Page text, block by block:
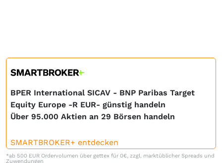
BPER International SICAV - BNP Paribas Target
Equity Europe -R EUR- günstig handeln
Über 95.000 Aktien an 29 Börsen handeln
SMARTBROKER+ entdecken
*ab 500 EUR Ordervolumen über gettex für 0€, zzgl. marktüblicher Spreads und
Zuwendungen